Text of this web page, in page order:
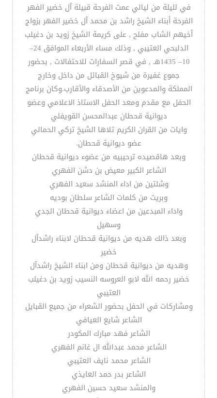
في لليلة من ليالي عمت الفرحة قبيلة آل خضير الفهر
الفرحة أبناء الشيخ راشد بن محمد آل خضير الفهر بزواج
أخيهم الشاب مفلح , على كريمة الشيخ زويد بن دغيلب
الدلبحي العتيبي , وذلك مساء الأربعاء الموافق 24–
10– 1435هـ , في قصر السفارات للاحتفالات , بحضور
جموع غفيرة من شيوخ القبائل من داخل وخارج
المملكة والمدعوين من الأصدقاء والأقارب.وكان برنامج
الحفل مع مقدم ومعد الحفل الاستاذ الاعلامي وعضو
ديوانية قحطان عبدالمحسن القويفلي
وايات من القران الكريم تلاها الشيخ تركي الحمالي
عضو ديوانية قحطان.
وبعد هاقصيده ترحيبيه من عضوء ديوانية قحطان
الشاعر الكبير معيض بن دشن الفهري
وشلتين من اداء المنشد سعيد الفهري
وبريت من كلمات الشاعر سلطان بوديه
واداء المبدعين من اعضاء ديوانية قحطان الجدي
وسهيل
وبعد ذالك هديه من ديوانية قحطان لابناء راشدآل
خضير
وهديه من ديوانية قحطان ومن ابناء الشيخ راشدآل
خضير رحمه الله لابو العروسه النسيب زويد بن دغيلب
العتيبي
ومشاركات في الحفل بحضور الشعراء من جميع القبايل
الشاعر شايع العيافي
الشاعر فهد مبارك المكودر
الشاعر محمد عبدالله ال غانم الفهري
الشاعر محمد نايف العتيبي
الشاعر بدر حمد العايذي
والمنشد سعيد حسين الفهري